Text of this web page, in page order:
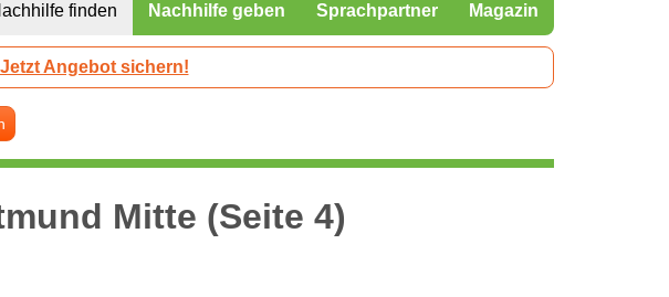
finden Nachhilfe geben Sprachpartner Magazin
Jetzt Angebot sichern!
Mitte (Seite 4)